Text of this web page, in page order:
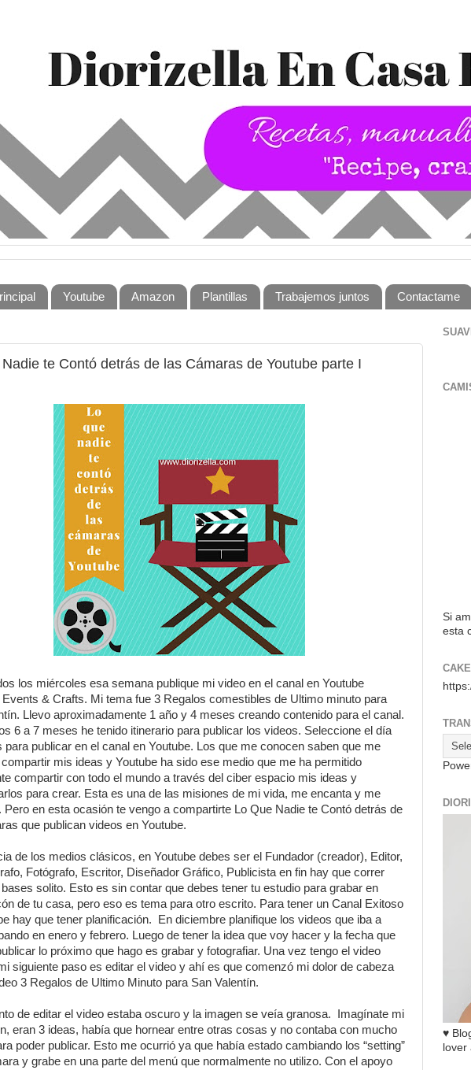
Youtube Amazon Plantillas Trabajemos juntos Contactame
te Contó detrás de las Cámaras de Youtube parte I
los miércoles esa semana publique mi video en el canal en Youtube
Events & Crafts. Mi tema fue 3 Regalos comestibles de Ultimo minuto para
Llevo aproximadamente 1 año y 4 meses creando contenido para el canal.
6 a 7 meses he tenido itinerario para publicar los videos. Seleccione el día
para publicar en el canal en Youtube. Los que me conocen saben que me
mis ideas y Youtube ha sido ese medio que me ha permitido
compartir con todo el mundo a través del ciber espacio mis ideas y
para crear. Esta es una de las misiones de mi vida, me encanta y me
Pero en esta ocasión te vengo a compartirte Lo Que Nadie te Contó detrás de
que publican videos en Youtube.
de los medios clásicos, en Youtube debes ser el Fundador (creador), Editor,
Fotógrafo, Escritor, Diseñador Gráfico, Publicista en fin hay que correr
solito. Esto es sin contar que debes tener tu estudio para grabar en
de tu casa, pero eso es tema para otro escrito. Para tener un Canal Exitoso
hay que tener planificación. En diciembre planifique los videos que iba a
en enero y febrero. Luego de tener la idea que voy hacer y la fecha que
lo próximo que hago es grabar y fotografiar. Una vez tengo el video
siguiente paso es editar el video y ahí es que comenzó mi dolor de cabeza
3 Regalos de Ultimo Minuto para San Valentín.
de editar el video estaba oscuro y la imagen se veía granosa. Imagínate mi
eran 3 ideas, había que hornear entre otras cosas y no contaba con mucho
poder publicar. Esto me ocurrió ya que había estado cambiando los “setting”
y grabe en una parte del menú que normalmente no utilizo. Con el apoyo
Si
esta
♥
lover